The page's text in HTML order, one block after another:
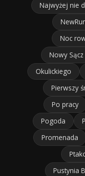
Najwyżej nie
Noc
Nowy Sącz
Okulickiego
Pierwszy
Po pracy
Pogoda
Promenada
Pustynia